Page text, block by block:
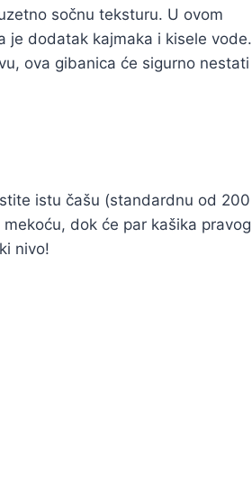
sočnu teksturu. U ovom
je dodatak kajmaka i kisele vode.
ova gibanica će sigurno nestati
istu čašu (standardnu od 200
dok će par kašika pravog
nivo!